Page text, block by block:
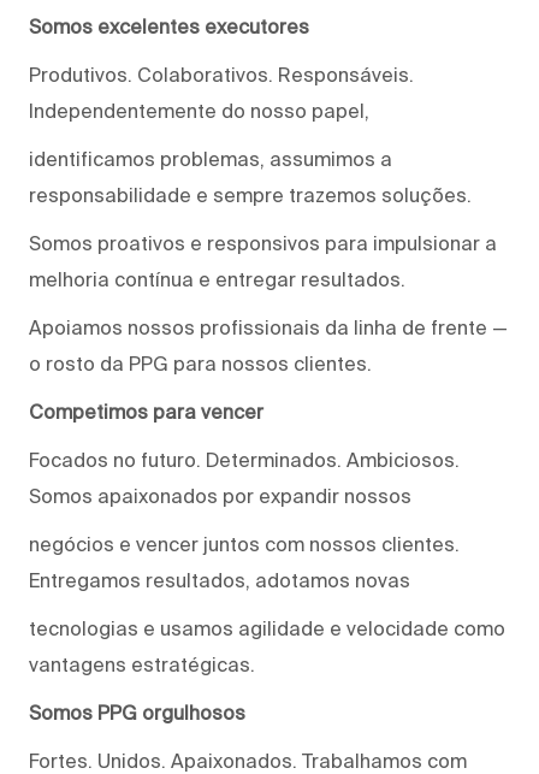
Somos excelentes executores
Produtivos. Colaborativos. Responsáveis.
Independentemente do nosso papel,
identificamos problemas, assumimos a
responsabilidade e sempre trazemos soluções.
Somos proativos e responsivos para impulsionar a
melhoria contínua e entregar resultados.
Apoiamos nossos profissionais da linha de frente —
o rosto da PPG para nossos clientes.
Competimos para vencer
Focados no futuro. Determinados. Ambiciosos.
Somos apaixonados por expandir nossos
negócios e vencer juntos com nossos clientes.
Entregamos resultados, adotamos novas
tecnologias e usamos agilidade e velocidade como
vantagens estratégicas.
Somos PPG orgulhosos
Fortes. Unidos. Apaixonados. Trabalhamos com